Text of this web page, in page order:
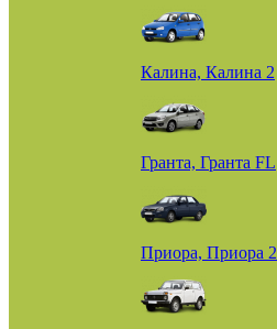
Калина, Калина 2
Гранта, Гранта FL
Приора, Приора 2